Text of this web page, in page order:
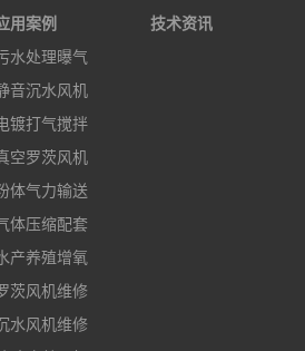
用案例
水处理曝气
音沉水风机
镀打气搅拌
空罗茨风机
体气力输送
体压缩配套
产养殖增氧
茨风机维修
水风机维修
技术资讯